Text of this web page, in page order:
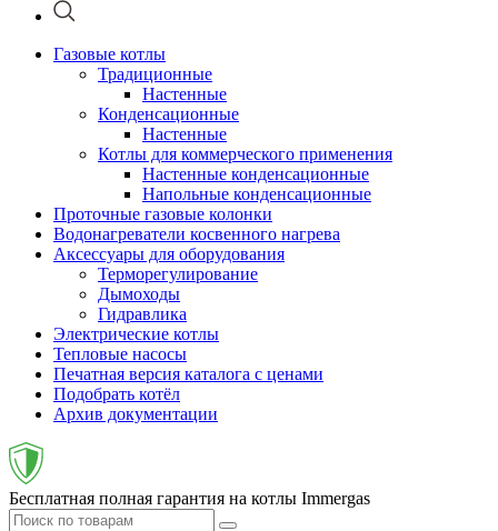
Газовые котлы
Традиционные
Настенные
Конденсационные
Настенные
Котлы для коммерческого применения
Настенные конденсационные
Напольные конденсационные
Проточные газовые колонки
Водонагреватели косвенного нагрева
Аксессуары для оборудования
Терморегулирование
Дымоходы
Гидравлика
Электрические котлы
Тепловые насосы
Печатная версия каталога с ценами
Подобрать котёл
Архив документации
Бесплатная полная гарантия на котлы Immergas